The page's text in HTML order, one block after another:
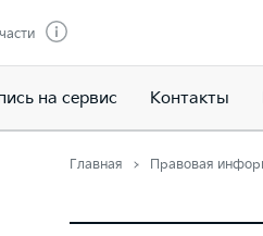
на сервис Контакты
Главная Правовая